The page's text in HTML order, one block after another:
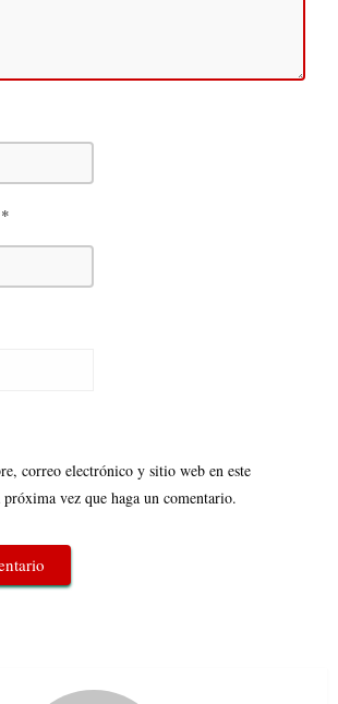
*
correo electrónico y sitio web en este
vez que haga un comentario.